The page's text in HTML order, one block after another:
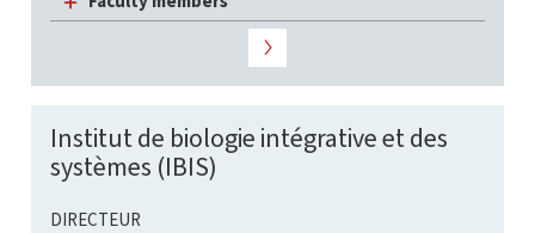
Institut de biologie intégrative et des
systèmes (IBIS)
DIRECTEUR